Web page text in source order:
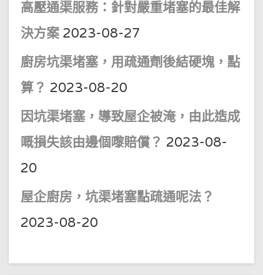
高壓通渠服務：針對嚴重堵塞的最佳解
決方案 2023-08-27
廚房坑渠堵塞，用疏通劑後結硬塊，點
算？ 2023-08-20
因坑渠堵塞，導致屋企被淹，由此造成
嘅損失該由邊個嚟賠償？ 2023-08-
20
屋企廚房，坑渠堵塞點疏通呢法？
2023-08-20